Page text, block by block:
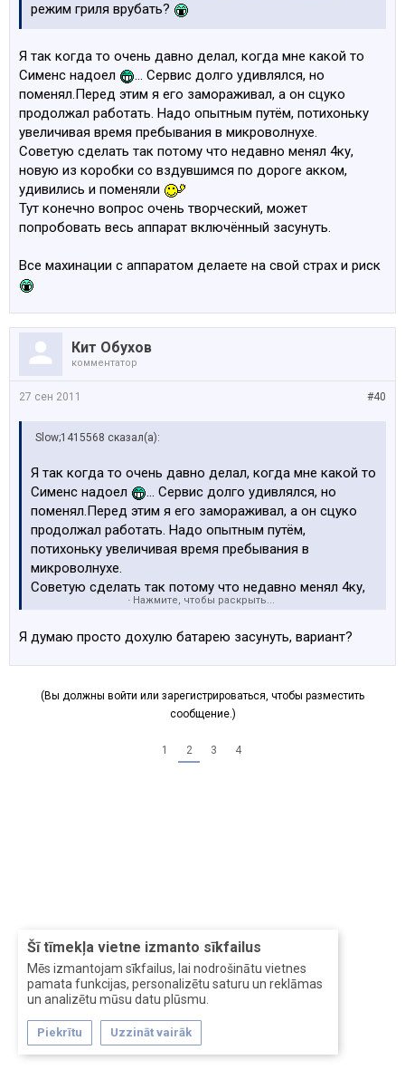
Šī tīmekļa vietne izmanto sīkfailus
Mēs izmantojam sīkfailus, lai nodrošinātu vietnes
pamata funkcijas, personalizētu saturu un reklāmas
un analizētu mūsu datu plūsmu.
Piekrītu Uzzināt vairāk
режим гриля врубать?
Я так когда то очень давно делал, когда мне какой то
Сименс надоел
... Сервис долго удивлялся, но
поменял.Перед этим я его замораживал, а он сцуко
продолжал работать. Надо опытным путём, потихоньку
увеличивая время пребывания в микроволнухе.
Советую сделать так потому что недавно менял 4ку,
новую из коробки со вздувшимся по дороге акком,
удивились и поменяли
Тут конечно вопрос очень творческий, может
попробовать весь аппарат включённый засунуть.
Все махинации с аппаратом делаете на свой страх и риск
Кит Обухов
комментатор
#40
27 сен 2011
Slow;1415568 сказал(а):
Я так когда то очень давно делал, когда мне какой то
Сименс надоел
... Сервис долго удивлялся, но
поменял.Перед этим я его замораживал, а он сцуко
продолжал работать. Надо опытным путём,
потихоньку увеличивая время пребывания в
микроволнухе.
Советую сделать так потому что недавно менял 4ку,
новую из коробки со вздувшимся по дороге акком,
Тут конечно вопрос очень творческий, может
попробовать весь аппарат включённый засунуть.
Все махинации с аппаратом делаете на свой страх и
Нажмите, чтобы раскрыть...
Я думаю просто дохулю батарею засунуть, вариант?
(Вы должны войти или зарегистрироваться, чтобы разместить
сообщение.)
1 2 3 4